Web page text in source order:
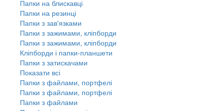
Папки на блискавці
Папки на резинці
Папки з зав'язками
Папки з зажимами, кліпборди
Папки з зажимами, кліпборди
Кліпборди і папки-планшети
Папки з затискачами
Показати всі
Папки з файлами, портфелі
Папки з файлами, портфелі
Папки з файлами